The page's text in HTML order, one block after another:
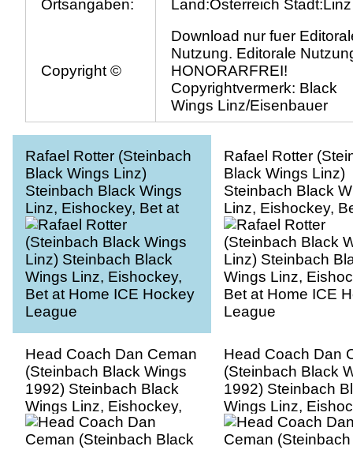
Ortsangaben:
Land:Österreich Stadt:Linz
Copyright ©
Download nur fuer
Nutzung. Editorale
HONORARFREI!
Copyrightvermerk: Black
Wings Linz/Eisenbauer
Rafael Rotter (Steinbach
Black Wings Linz)
Steinbach Black Wings
Linz, Eishockey, Bet at
Home ICE Hockey
League
Rafael Rotter
Black Wings Linz)
Steinbach Black
Linz, Eishockey,
Home ICE Hockey
League
Head Coach Dan Ceman
(Steinbach Black Wings
1992) Steinbach Black
Wings Linz, Eishockey,
Bet at Home ICE Hockey
League
Head Coach Dan
(Steinbach Black
1992) Steinbach
Wings Linz,
Bet at Home ICE
League